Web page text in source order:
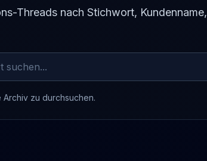
Threads nach Stichwort, Kundenname,
zu durchsuchen.